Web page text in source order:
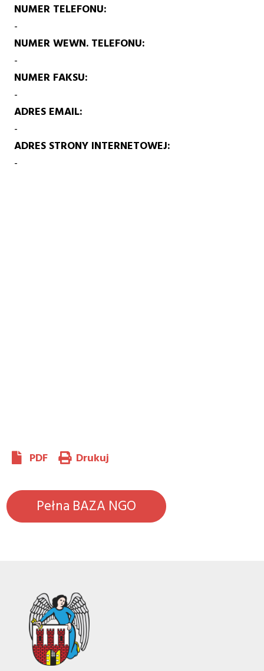
NUMER TELEFONU
-
NUMER WEWN. TELEFONU
-
NUMER FAKSU
-
ADRES EMAIL
-
ADRES STRONY INTERNETOWEJ
-
PDF Drukuj
Pełna BAZA NGO